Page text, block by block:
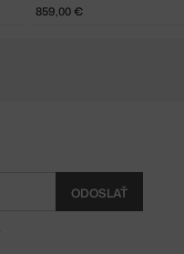
859,00 €
ODOSLAŤ